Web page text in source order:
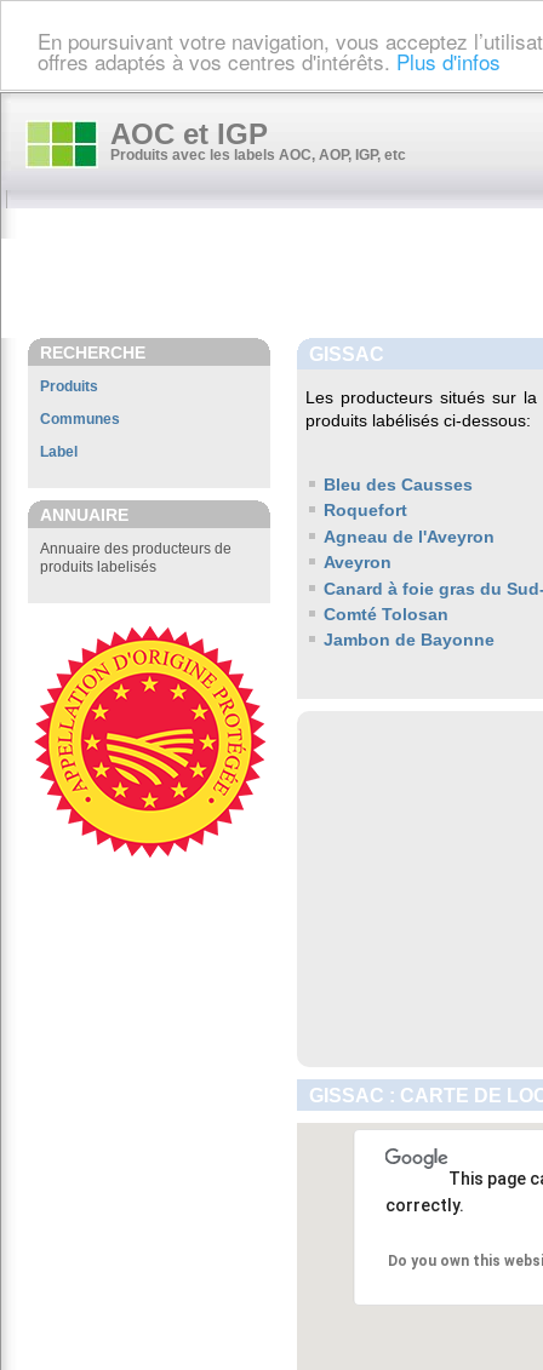
En poursuivant votre navigation, vous acceptez
offres adaptés à vos centres d'intérêts. Plus d'infos
AOC et IGP
Produits avec les labels AOC, AOP, IGP, etc
RECHERCHE
Produits
Communes
Label
ANNUAIRE
Annuaire des producteurs de
produits labelisés
GISSAC
Les producteurs situés sur
produits labélisés ci-dessous:
Bleu des Causses
Roquefort
Agneau de l'Aveyron
Aveyron
Canard à foie gras du
Comté Tolosan
Jambon de Bayonne
GISSAC : CARTE DE
This page
correctly.
Do you own this